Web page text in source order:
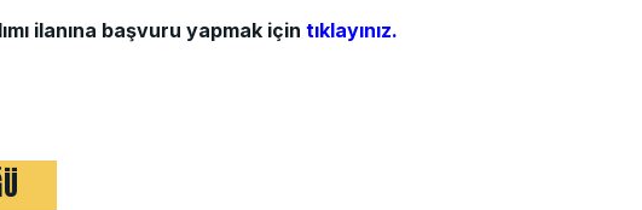
ilanına başvuru yapmak için tıklayınız.